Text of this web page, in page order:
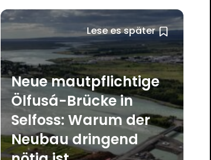
Lese es später
Neue mautpflichtige
Ölfusá-Brücke in
Selfoss: Warum der
Neubau dringend